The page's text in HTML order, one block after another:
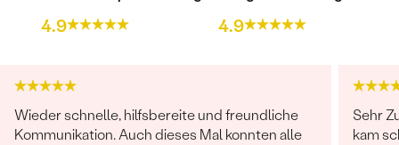
4.9 4.9
Wieder schnelle, hilfsbereite und freundliche
Kommunikation. Auch dieses Mal konnten alle
Sehr
kam